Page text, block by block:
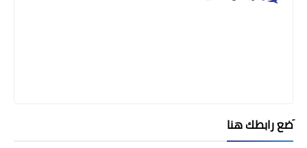
َضع رابطك هنا